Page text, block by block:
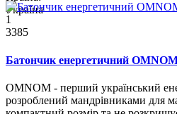
1
3385
Батончик енергетичний
OMNOM - перший український
розроблений мандрівниками для